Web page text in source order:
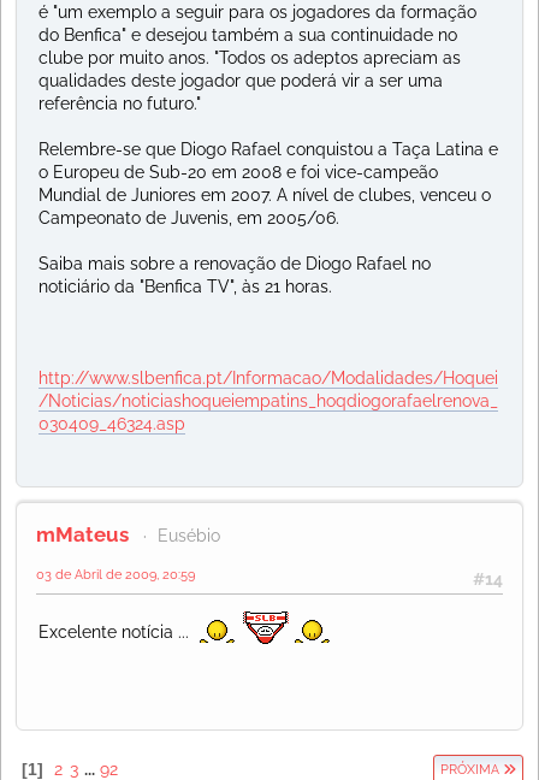
é "um exemplo a seguir para os jogadores da formação
do Benfica" e desejou também a sua continuidade no
clube por muito anos. "Todos os adeptos apreciam as
qualidades deste jogador que poderá vir a ser uma
referência no futuro."
Relembre-se que Diogo Rafael conquistou a Taça Latina e
o Europeu de Sub-20 em 2008 e foi vice-campeão
Mundial de Juniores em 2007. A nível de clubes, venceu o
Campeonato de Juvenis, em 2005/06.
Saiba mais sobre a renovação de Diogo Rafael no
noticiário da "Benfica TV", às 21 horas.
http://www.slbenfica.pt/Informacao/Modalidades/Hoquei
/Noticias/noticiashoqueiempatins_hoqdiogorafaelrenova_
030409_46324.asp
mMateus Eusébio
#14
03 de Abril de 2009, 20:59
Excelente notícia ...
1 2 3 ... 92 PRÓXIMA